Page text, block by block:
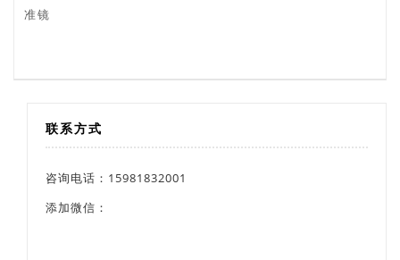
联系方式
咨询电话：15981832001
添加微信：